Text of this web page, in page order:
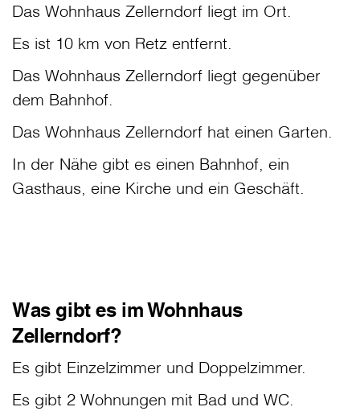
Das Wohnhaus Zellerndorf liegt im Ort.
Es ist 10 km von Retz entfernt.
Das Wohnhaus Zellerndorf liegt gegenüber
dem Bahnhof.
Das Wohnhaus Zellerndorf hat einen Garten.
In der Nähe gibt es einen Bahnhof, ein
Gasthaus, eine Kirche und ein Geschäft.
Was gibt es im Wohnhaus
Zellerndorf?
Es gibt Einzelzimmer und Doppelzimmer.
Es gibt 2 Wohnungen mit Bad und WC.